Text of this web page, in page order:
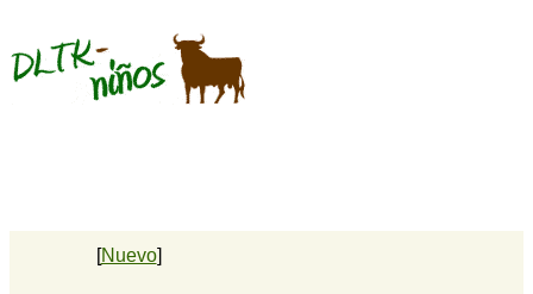
[Nuevo]